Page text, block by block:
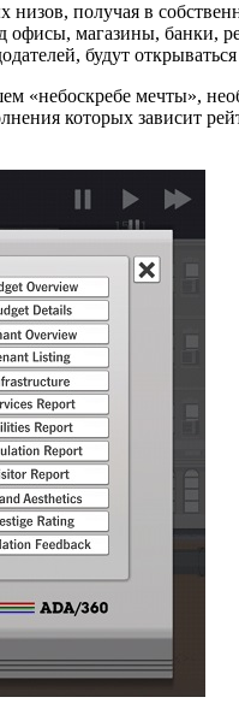
получая в
магазины, банки,
будут
мечты»,
которых зависит